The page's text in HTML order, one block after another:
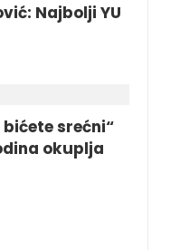
Najbolji YU
srećni“
okuplja